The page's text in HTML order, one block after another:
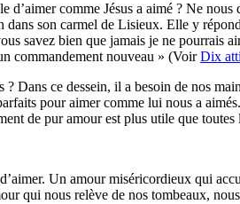
d’aimer comme Jésus a aimé ? Ne
dans son carmel de Lisieux. Elle y
savez bien que jamais je ne pourrais
commandement nouveau » (VoirDix
Dans ce dessein, il a besoin de nos
pour aimer comme lui nous a
de pur amour est plus utile que
Un amour miséricordieux qui
qui nous relève de nos tombeaux,